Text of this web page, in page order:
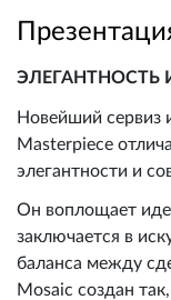
ЭЛЕГАНТНОСТЬ
Новейший сервиз
Masterpiece
элегантности и
Он воплощает
заключается в
баланса между
Mosaic создан